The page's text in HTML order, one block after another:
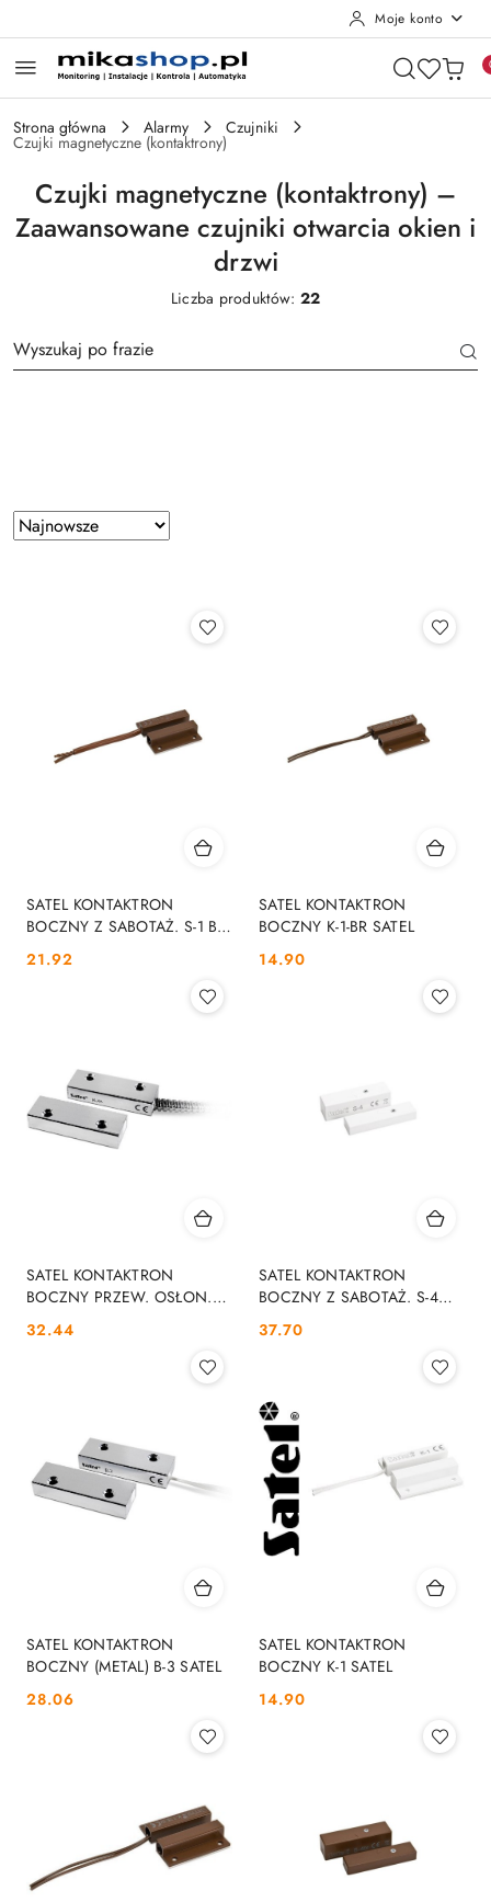
Moje konto
Strona główna Alarmy Czujniki
Czujki magnetyczne (kontaktrony)
Czujki magnetyczne (kontaktrony) –
Zaawansowane czujniki otwarcia okien i
drzwi
Liczba produktów: 22
Zastosowano
sortowanie:
Sortuj
według
SATEL KONTAKTRON
BOCZNY Z SABOTAŻ. S-1 BR
(BRĄZOWA) SATEL
Cena:
21.92
SATEL KONTAKTRON
BOCZNY K-1-BR SATEL
Cena:
14.90
SATEL KONTAKTRON
BOCZNY PRZEW. OSŁON.
Cena:
32.44
SATEL KONTAKTRON
BOCZNY Z SABOTAŻ. S-4
Cena:
37.70
SATEL KONTAKTRON
BOCZNY (METAL) B-3 SATEL
Cena:
28.06
SATEL KONTAKTRON
BOCZNY K-1 SATEL
Cena:
14.90